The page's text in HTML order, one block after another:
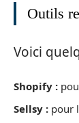
Outils
Voici
Shopify :
Sellsy : pour